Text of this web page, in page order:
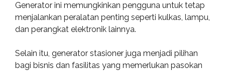
Generator ini memungkinkan pengguna untuk tetap
menjalankan peralatan penting seperti kulkas, lampu,
dan perangkat elektronik lainnya.
Selain itu, generator stasioner juga menjadi pilihan
bagi bisnis dan fasilitas yang memerlukan pasokan